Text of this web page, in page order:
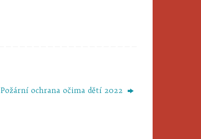
Požární ochrana očima dětí 2022